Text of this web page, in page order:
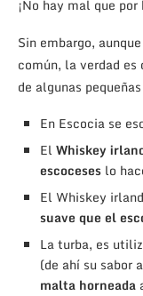
¡No hay mal que
Sin embargo,
común, la verdad
de algunas
En Escocia se
El Whiskey
escoceses lo
El Whiskey
suave que el
La turba, es
(de ahí su sabor
malta horneada